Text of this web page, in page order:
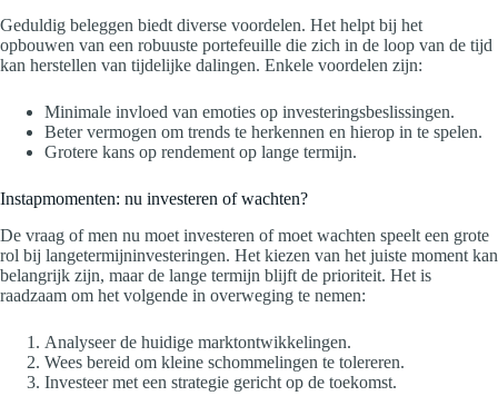
Geduldig beleggen biedt diverse voordelen. Het helpt bij het
opbouwen van een robuuste portefeuille die zich in de loop van de tijd
kan herstellen van tijdelijke dalingen. Enkele voordelen zijn:
Minimale invloed van emoties op investeringsbeslissingen.
Beter vermogen om trends te herkennen en hierop in te spelen.
Grotere kans op rendement op lange termijn.
Instapmomenten: nu investeren of wachten?
De vraag of men nu moet investeren of moet wachten speelt een grote
rol bij langetermijninvesteringen. Het kiezen van het juiste moment kan
belangrijk zijn, maar de lange termijn blijft de prioriteit. Het is
raadzaam om het volgende in overweging te nemen:
Analyseer de huidige marktontwikkelingen.
Wees bereid om kleine schommelingen te tolereren.
Investeer met een strategie gericht op de toekomst.